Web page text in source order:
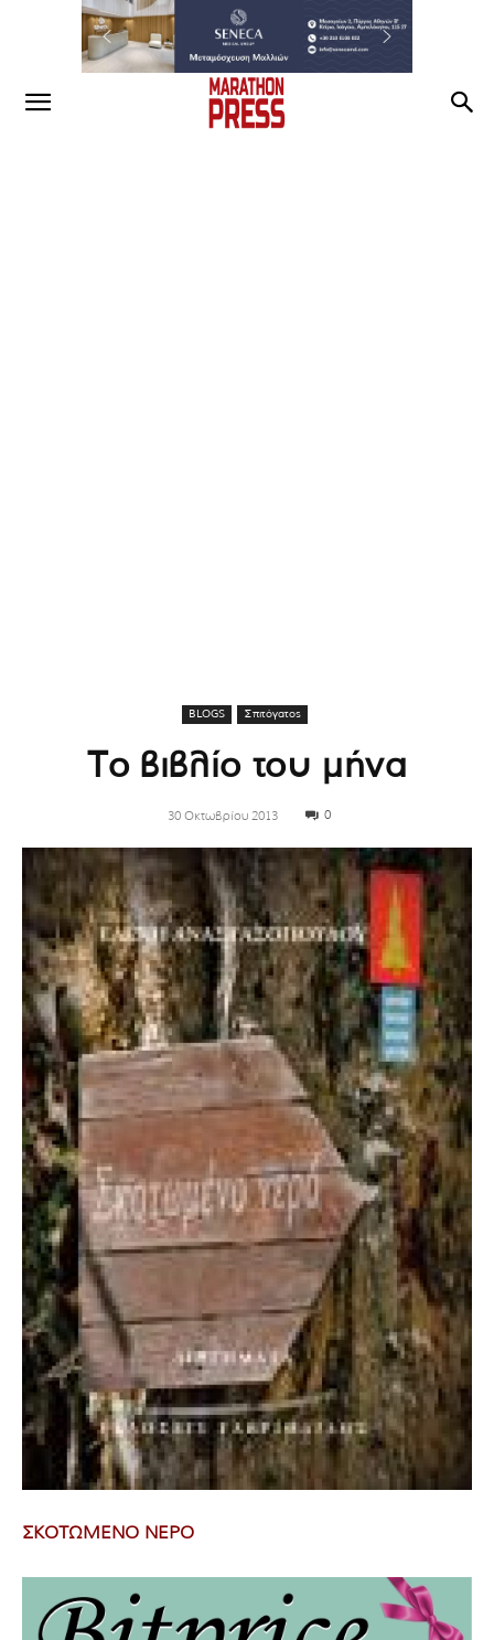
BLOGS Σπιτόγατος
Το βιβλίο του μήνα
30 Οκτωβρίου 2013 0
ΣΚΟΤΩΜΕΝΟ ΝΕΡΟ